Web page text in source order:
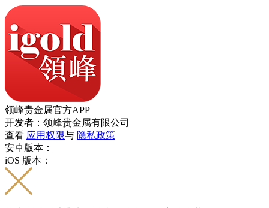
领峰贵金属官方APP
开发者：领峰贵金属有限公司
查看 应用权限与 隐私政策
安卓版本：
iOS 版本：